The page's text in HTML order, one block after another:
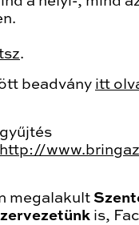
.
beadvány itt
http://
megalakult
is,